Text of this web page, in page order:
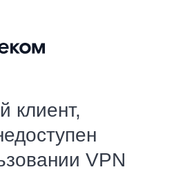
клиент,
VPN